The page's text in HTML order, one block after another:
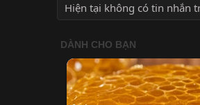
Hiện tại không có tin nhắn